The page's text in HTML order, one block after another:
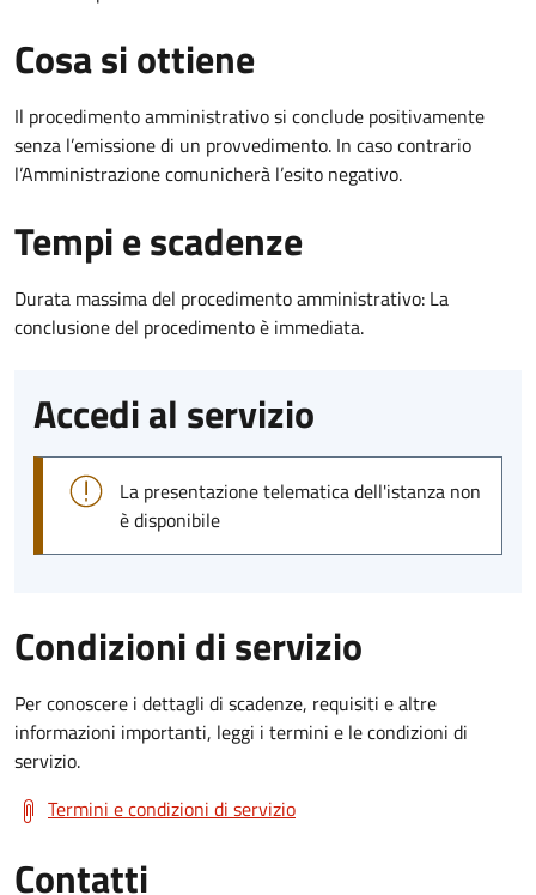
Cosa si ottiene
Il procedimento amministrativo si conclude positivamente
senza l’emissione di un provvedimento. In caso contrario
l’Amministrazione comunicherà l’esito negativo.
Tempi e scadenze
Durata massima del procedimento amministrativo: La
conclusione del procedimento è immediata.
Accedi al servizio
La presentazione telematica dell'istanza non
è disponibile
Condizioni di servizio
Per conoscere i dettagli di scadenze, requisiti e altre
informazioni importanti, leggi i termini e le condizioni di
servizio.
Termini e condizioni di servizio
Contatti